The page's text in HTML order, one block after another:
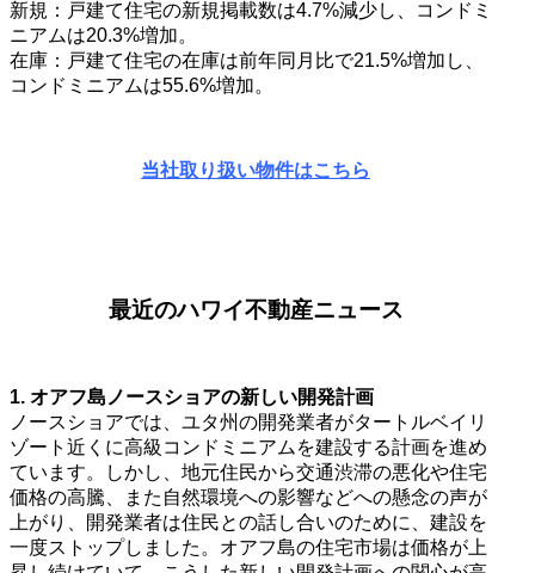
新規：戸建て住宅の新規掲載数は4.7%減少し、コンドミ
ニアムは20.3%増加。
在庫：戸建て住宅の在庫は前年同月比で21.5%増加し、
コンドミニアムは55.6%増加。
当社取り扱い物件はこちら
最近のハワイ不動産ニュース
1. オアフ島ノースショアの新しい開発計画
ノースショアでは、ユタ州の開発業者がタートルベイリ
ゾート近くに高級コンドミニアムを建設する計画を進め
ています。しかし、地元住民から交通渋滞の悪化や住宅
価格の高騰、また自然環境への影響などへの懸念の声が
上がり、開発業者は住民との話し合いのために、建設を
一度ストップしました。オアフ島の住宅市場は価格が上